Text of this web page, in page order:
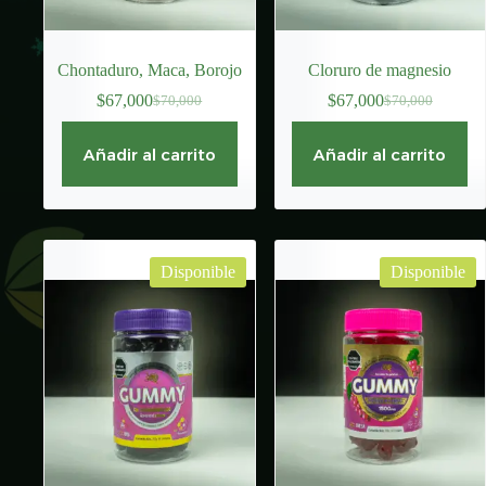
Chontaduro, Maca, Borojo
$70,000
El
original
$70,000.
$67,000El
actual
$67,000.
Añadir al carrito
Cloruro de magnesio
$70,000
El
original
$70,000.
$67,000El
actual
$67,000.
Añadir al carrito
Disponible Disponible